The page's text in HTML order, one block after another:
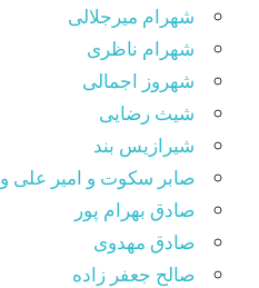
شهرام میرجلالی
شهرام ناظری
شهروز اجمالی
شیث رضایی
شیرازیس بند
صابر سکوت و امیر علی و
صادق بهرام پور
صادق مهدوی
صالح جعفر زاده